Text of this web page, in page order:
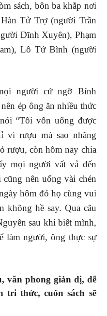
sách, bôn ba khắp nơi
Tử Trợ (người Trần
Dĩnh Xuyên), Phạm
Lô Tử Bình (người
người cứ ngỡ Bính
ép ông ăn nhiều thức
“Tôi vốn uống được
vì rượu mà sao nhãng
rượu, còn hôm nay chia
mọi người vất vả đến
nên uống vài chén
hôm đó họ cùng vui
không hề say. Qua câu
sau khi biết mình,
làm người, ông thực sự
văn phong giản dị, dễ
tri thức, cuốn sách sẽ